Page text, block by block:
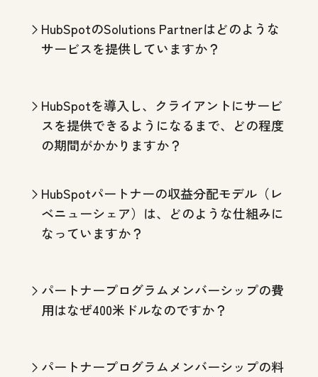
HubSpotのSolutions Partnerはどのような
サービスを提供していますか？
HubSpotを導入し、クライアントにサービ
スを提供できるようになるまで、どの程度
の期間がかかりますか？
HubSpotパートナーの収益分配モデル（レ
ベニューシェア）は、どのような仕組みに
なっていますか？
パートナープログラムメンバーシップの費
用はなぜ400米ドルなのですか？
パートナープログラムメンバーシップの料